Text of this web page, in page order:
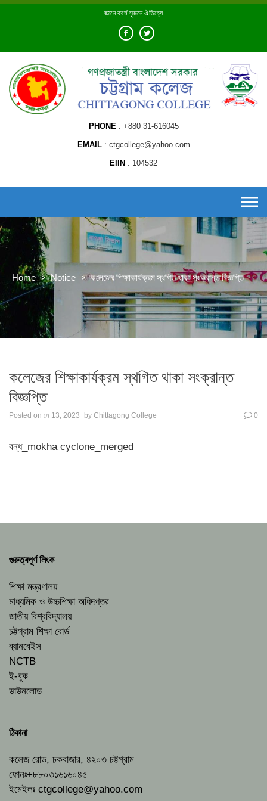
Skip
জ্ঞানে কর্মে সৃজনে ঐতিহ্যে
PHONE +880 31-616045
EMAIL ctgcollege@yahoo.com
EIIN 104532
Home > Notice > কলেজের শিক্ষাকার্যক্রম স্থগিত থাকা সংক্রান্ত বিজ্ঞপ্তি
কলেজের শিক্ষাকার্যক্রম স্থগিত থাকা সংক্রান্ত
বিজ্ঞপ্তি
Posted on মে 13, 2023 by Chittagong College 0
বন্ধ_mokha cyclone_merged
গুরুত্বপূর্ণ লিংক
শিক্ষা মন্ত্রণালয়
মাধ্যমিক ও উচ্চশিক্ষা অধিদপ্তর
জাতীয় বিশ্ববিদ্যালয়
চট্টগ্রাম শিক্ষা বোর্ড
ব্যানবেইস
NCTB
ই-বুক
ডাউনলোড
ঠিকানা
কলেজ রোড, চকবাজার, ৪২০৩ চট্টগ্রাম
ফোনঃ+৮৮০৩১৬১৬০৪৫
ইমেইলঃ ctgcollege@yahoo.com